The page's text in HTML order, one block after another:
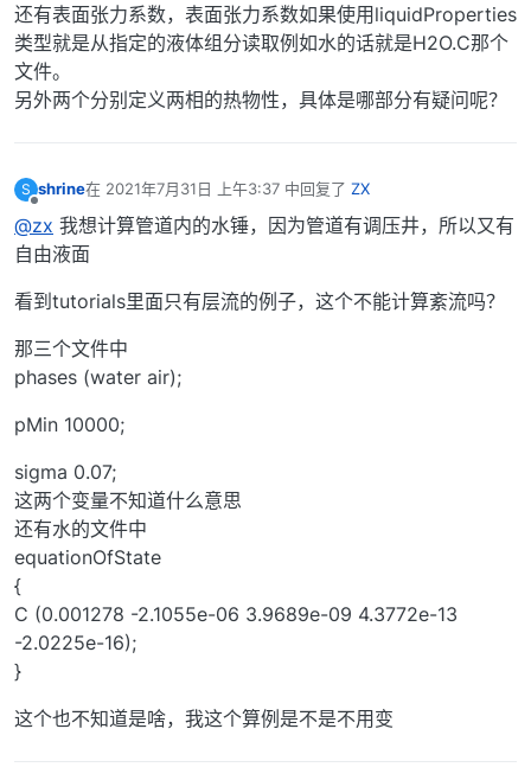
还有表面张力系数，表面张力系数如果使用liquidProperties
类型就是从指定的液体组分读取例如水的话就是H2O.C那个
文件。
另外两个分别定义两相的热物性，具体是哪部分有疑问呢？
S shrine在 2021年7月31日 上午3:37 中回复了 ZX
最后由 编辑
@zx 我想计算管道内的水锤，因为管道有调压井，所以又有
自由液面
看到tutorials里面只有层流的例子，这个不能计算紊流吗？
那三个文件中
phases (water air);
pMin 10000;
sigma 0.07;
这两个变量不知道什么意思
还有水的文件中
equationOfState
{
C (0.001278 -2.1055e-06 3.9689e-09 4.3772e-13
-2.0225e-16);
}
这个也不知道是啥，我这个算例是不是不用变